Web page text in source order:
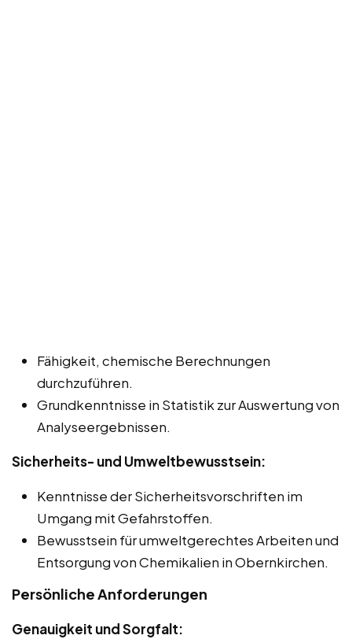
Fähigkeit, chemische Berechnungen
durchzuführen.
Grundkenntnisse in Statistik zur Auswertung von
Analyseergebnissen.
Sicherheits- und Umweltbewusstsein:
Kenntnisse der Sicherheitsvorschriften im
Umgang mit Gefahrstoffen.
Bewusstsein für umweltgerechtes Arbeiten und
Entsorgung von Chemikalien in Obernkirchen.
Persönliche Anforderungen
Genauigkeit und Sorgfalt: